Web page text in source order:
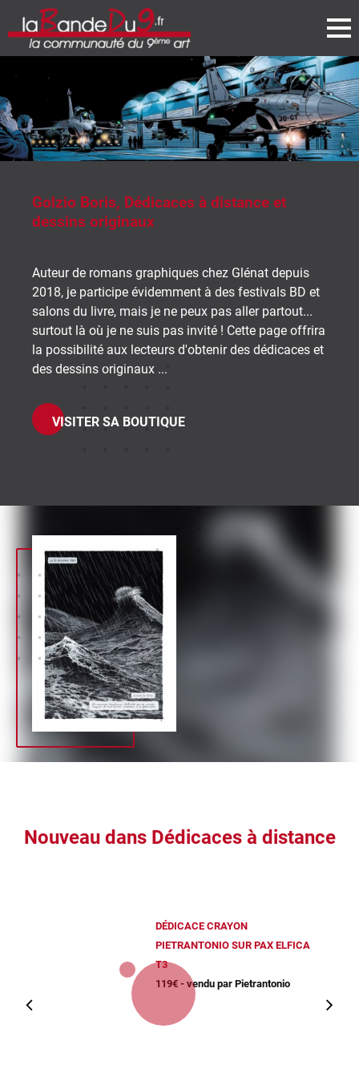
Golzio Boris, Dédicaces à distance et
dessins originaux
Auteur de romans graphiques chez Glénat depuis
2018, je participe évidemment à des festivals BD et
salons du livre, mais je ne peux pas aller partout...
surtout là où je ne suis pas invité ! Cette page offrira
la possibilité aux lecteurs d'obtenir des dédicaces et
des dessins originaux ...
VISITER SA BOUTIQUE
Nouveau dans Dédicaces à distance
DÉDICACE CRAYON
PIETRANTONIO SUR PAX ELFICA
T3
119€ - vendu par Pietrantonio